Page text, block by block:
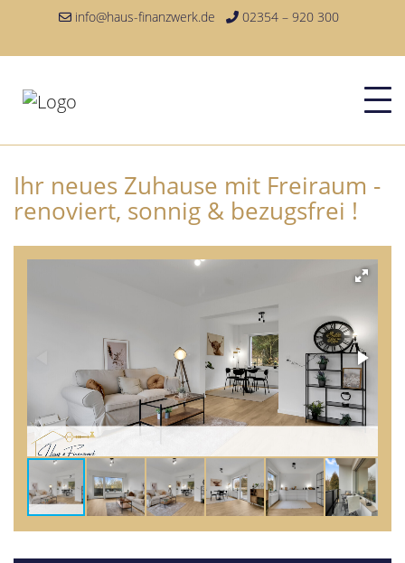
info@haus-finanzwerk.de 02354 – 920 300
Ihr neues Zuhause mit Freiraum -
renoviert, sonnig & bezugsfrei !